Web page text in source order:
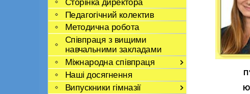
Педагогічний колектив
Методична робота
Співпраця з вищими
навчальними закладами
Міжнародна співпраця
Наші досягнення
Випускники гімназії